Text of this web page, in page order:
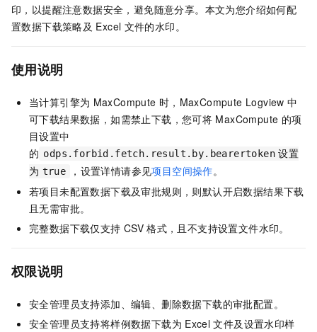
印，以提醒注意数据安全，避免随意分享。本文为您介绍如何配
置数据下载策略及 Excel 文件的水印。
使用说明
当计算引擎为 MaxCompute 时，MaxCompute Logview 中
可下载结果数据，如需禁止下载，您可将 MaxCompute 的项
目设置中
的 odps.forbid.fetch.result.by.bearertoken 设置
为 true ，设置详情请参见项目空间操作。
若项目未配置数据下载及审批规则，则默认开启数据结果下载
且无需审批。
完整数据下载仅支持 CSV 格式，且不支持设置文件水印。
权限说明
安全管理员支持添加、编辑、删除数据下载的审批配置。
安全管理员支持将样例数据下载为 Excel 文件及设置水印样